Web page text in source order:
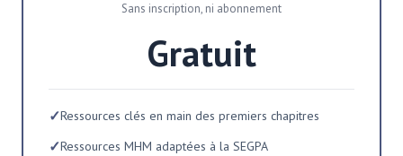
Sans inscription, ni abonnement
Gratuit
✓Ressources clés en main des premiers chapitres
✓Ressources MHM adaptées à la SEGPA